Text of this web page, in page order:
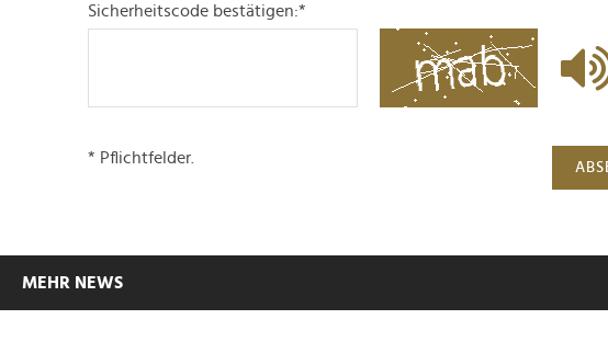
Sicherheitscode bestätigen:*
* Pflichtfelder.
MEHR NEWS